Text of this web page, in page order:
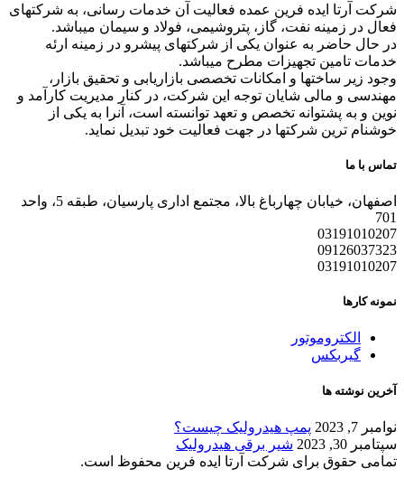
شرکت آرتا ایده فرین عمده فعالیت آن خدمات رسانی، به شرکتهای
فعال در زمینه نفت، گاز، پتروشیمی، فولاد و سیمان میباشد.
در حال حاضر به عنوان یکی از شرکتهای پیشرو در زمینه ارئه
خدمات تامین تجهیزات مطرح میباشد.
وجود زیر ساختها و امکانات تخصصی بازاریابی و تحقیق بازار،
مهندسی و مالی شایان توجه این شرکت، در کنار مدیریت کارآمد و
نوین و به پشتوانه تخصص و تعهد توانسته است، آنرا به یکی از
خوشنام ترین شرکتها در جهت فعالیت خود تبدیل نماید.
تماس با ما
اصفهان، خیابان چهارباغ بالا، مجتمع اداری پارسیان، طبقه 5، واحد
701
03191010207
09126037323
03191010207
نمونه کارها
الکتروموتور
گیربکس
آخرین نوشته ها
نوامبر 7, 2023
پمپ هیدرولیک چیست؟
سپتامبر 30, 2023
شیر برقی هیدرولیک
تمامی حقوق برای شرکت آرتا ایده فرین محفوظ است.